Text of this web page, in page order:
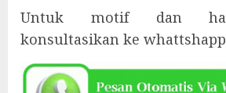
Untuk motif dan
konsultasikan ke